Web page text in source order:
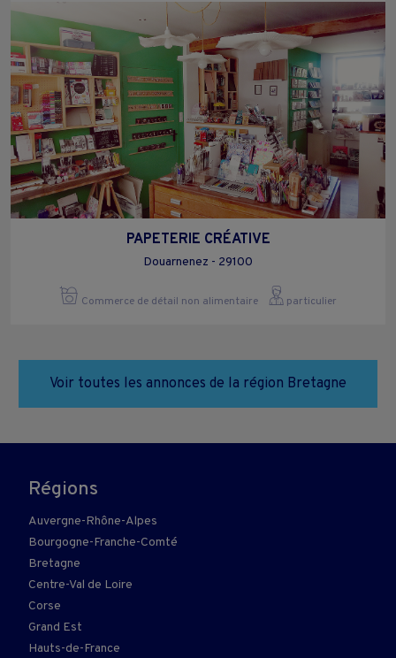
PAPETERIE CRÉATIVE
Douarnenez - 29100
Commerce de détail non alimentaire particulier
Voir toutes les annonces de la région Bretagne
Régions
Auvergne-Rhône-Alpes
Bourgogne-Franche-Comté
Bretagne
Centre-Val de Loire
Corse
Grand Est
Hauts-de-France